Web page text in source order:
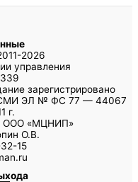
2026
управления
зарегистрировано
СМИ ЭЛ № ФС 77 — 44067
г.
ООО «МЦНИП»
О.В.
15